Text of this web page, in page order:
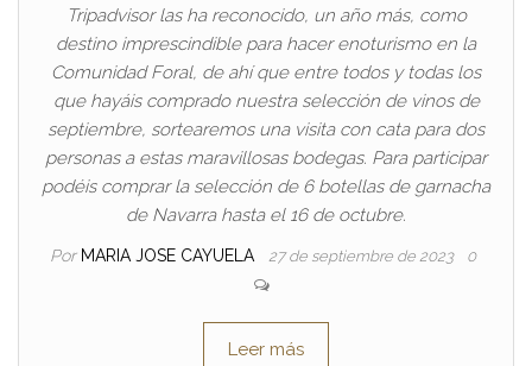
Tripadvisor las ha reconocido, un año más, como
destino imprescindible para hacer enoturismo en la
Comunidad Foral, de ahí que entre todos y todas los
que hayáis comprado nuestra selección de vinos de
septiembre, sortearemos una visita con cata para dos
personas a estas maravillosas bodegas. Para participar
podéis comprar la selección de 6 botellas de garnacha
de Navarra hasta el 16 de octubre.
Por MARIA JOSE CAYUELA 27 de septiembre de 2023 0
Leer más